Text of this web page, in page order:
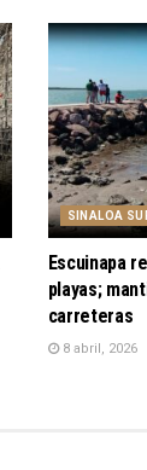
SINALOA
Escuinapa
playas;
carreteras
8 abril, 2026